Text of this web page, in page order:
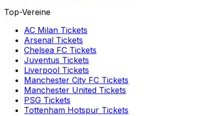
Top-Vereine
AC Milan Tickets
Arsenal Tickets
Chelsea FC Tickets
Juventus Tickets
Liverpool Tickets
Manchester City FC Tickets
Manchester United Tickets
PSG Tickets
Tottenham Hotspur Tickets